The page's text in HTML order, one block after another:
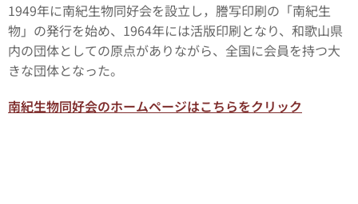
1949年に南紀生物同好会を設立し，謄写印刷の「南紀生
物」の発行を始め、1964年には活版印刷となり、和歌山県
内の団体としての原点がありながら、全国に会員を持つ大
きな団体となった。
南紀生物同好会のホームページはこちらをクリック